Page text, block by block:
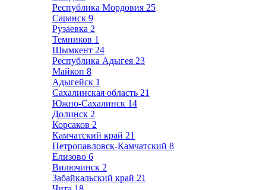
Республика Мордовия 25
Саранск 9
Рузаевка 2
Темников 1
Шымкент 24
Республика Адыгея 23
Майкоп 8
Адыгейск 1
Сахалинская область 21
Южно-Сахалинск 14
Долинск 2
Корсаков 2
Камчатский край 21
Петропавловск-Камчатский 8
Елизово 6
Вилючинск 2
Забайкальский край 21